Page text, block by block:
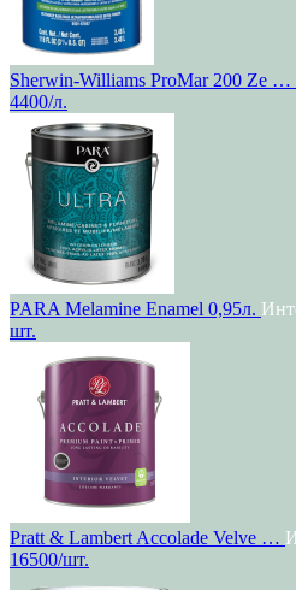
Sherwin-Williams ProMar 200 Ze …
4400/л.
PARA Melamine Enamel 0,95л.
шт.
Pratt & Lambert Accolade Velve …
16500/шт.